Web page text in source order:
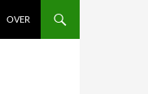
OVER